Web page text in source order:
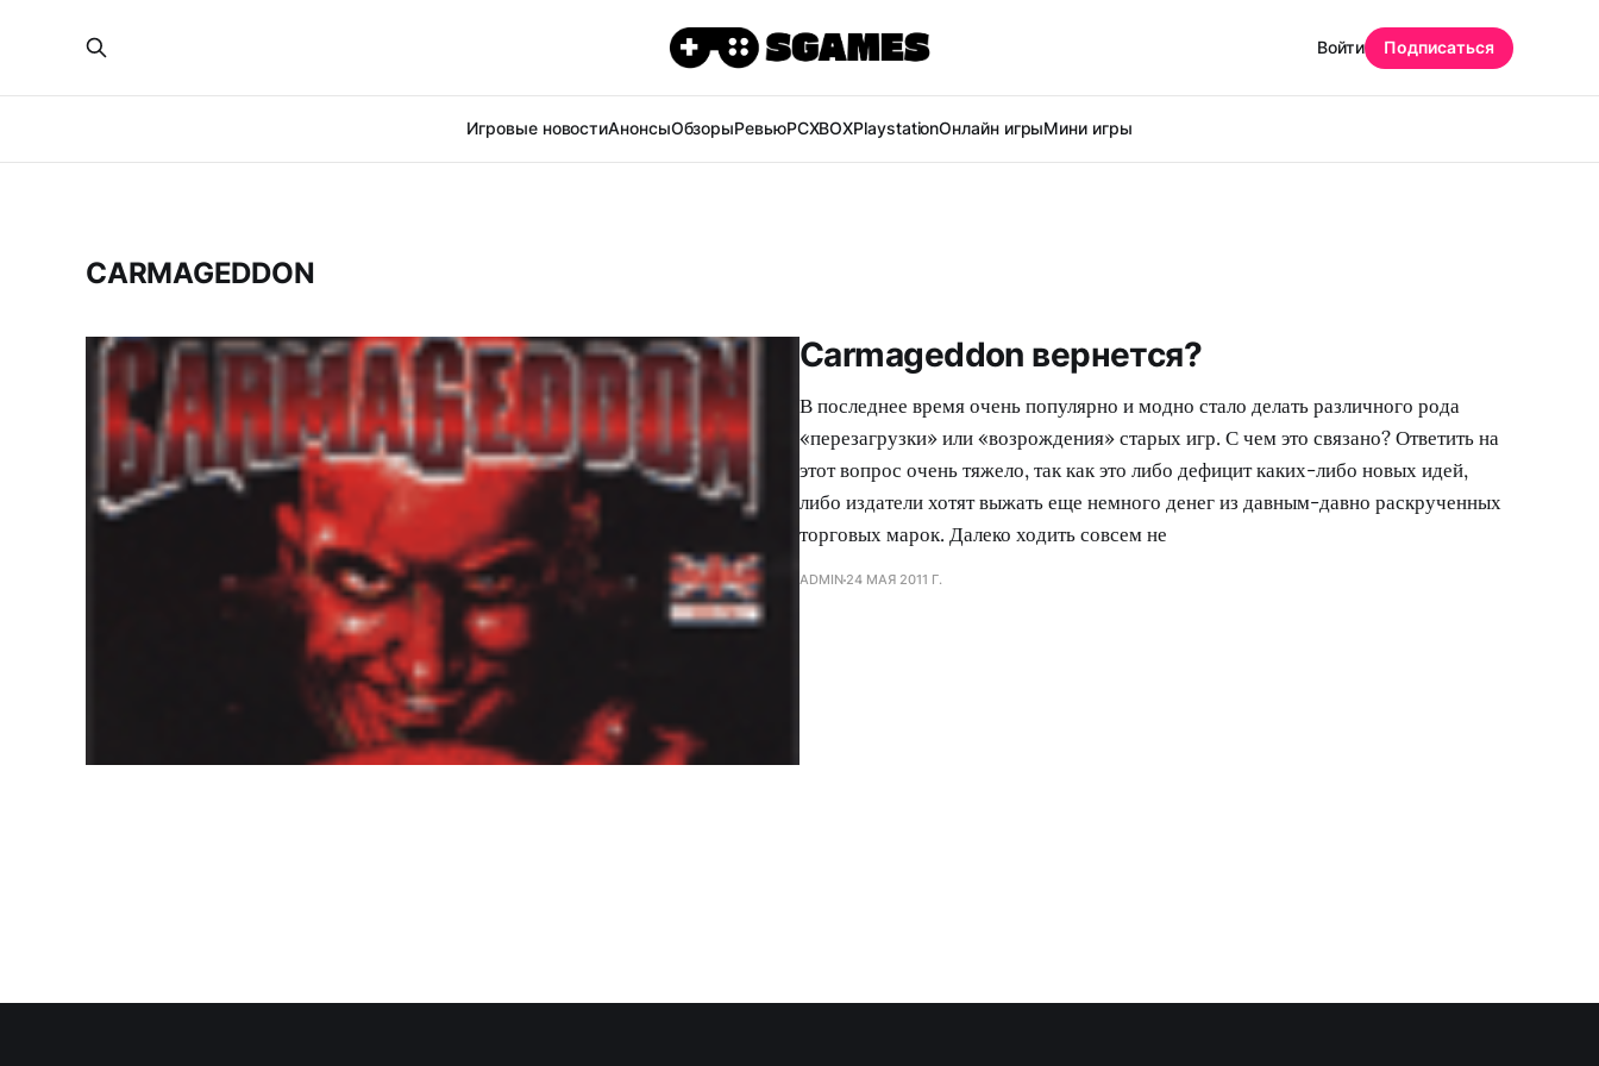
Игровые новостиАнонсыОбзорыРевьюPCXBOXPlaystationОнлайн игрыМини игры
Войти Подписаться
CARMAGEDDON
Carmageddon вернется?
В последнее время очень популярно и модно стало делать различного рода
«перезагрузки» или «возрождения» старых игр. С чем это связано? Ответить на
этот вопрос очень тяжело, так как это либо дефицит каких-либо новых идей,
либо издатели хотят выжать еще немного денег из давным-давно раскрученных
торговых марок. Далеко ходить совсем не
ADMIN 24 МАЯ 2011 Г.